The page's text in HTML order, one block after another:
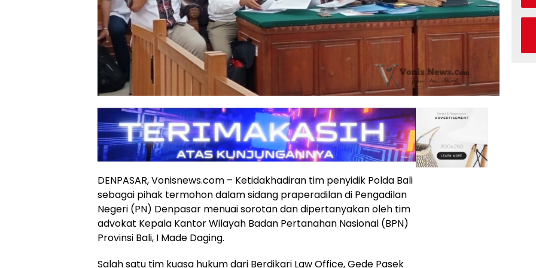
DENPASAR, Vonisnews.com – Ketidakhadiran tim penyidik Polda Bali
sebagai pihak termohon dalam sidang praperadilan di Pengadilan
Negeri (PN) Denpasar menuai sorotan dan dipertanyakan oleh tim
advokat Kepala Kantor Wilayah Badan Pertanahan Nasional (BPN)
Provinsi Bali, I Made Daging.
Salah satu tim kuasa hukum dari Berdikari Law Office, Gede Pasek